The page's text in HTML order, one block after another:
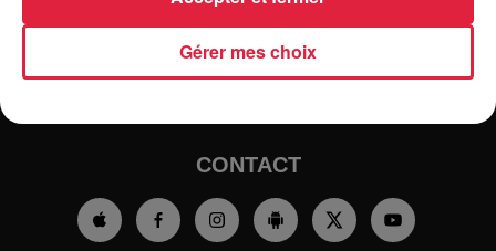
AGENDA PODCASTS
CONTACT
Gérer mes choix